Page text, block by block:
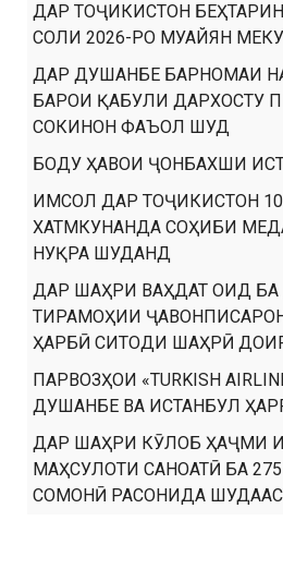
ДАР ТОҶИКИСТОН
СОЛИ 2026-РО МУАЙЯН
ДАР ДУШАНБЕ БАРНОМАИ
БАРОИ ҚАБУЛИ ДАРХОСТУ
СОКИНОН ФАЪОЛ ШУД
БОДУ ҲАВОИ ҶОНБАХШИ
ИМСОЛ ДАР ТОҶИКИСТОН
ХАТМКУНАНДА СОҲИБИ
НУҚРА ШУДАНД
ДАР ШАҲРИ ВАҲДАТ ОИД БА
ТИРАМОҲИИ
ҲАРБӢ СИТОДИ ШАҲРӢ
ПАРВОЗҲОИ «TURKISH
ДУШАНБЕ ВА ИСТАНБУЛ
ДАР ШАҲРИ КӮЛОБ ҲАҶМИ
МАҲСУЛОТИ САНОАТӢ БА
СОМОНӢ РАСОНИДА